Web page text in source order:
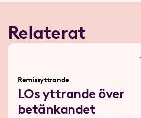
Relaterat
Remissyttrande
LOs yttrande över
betänkandet